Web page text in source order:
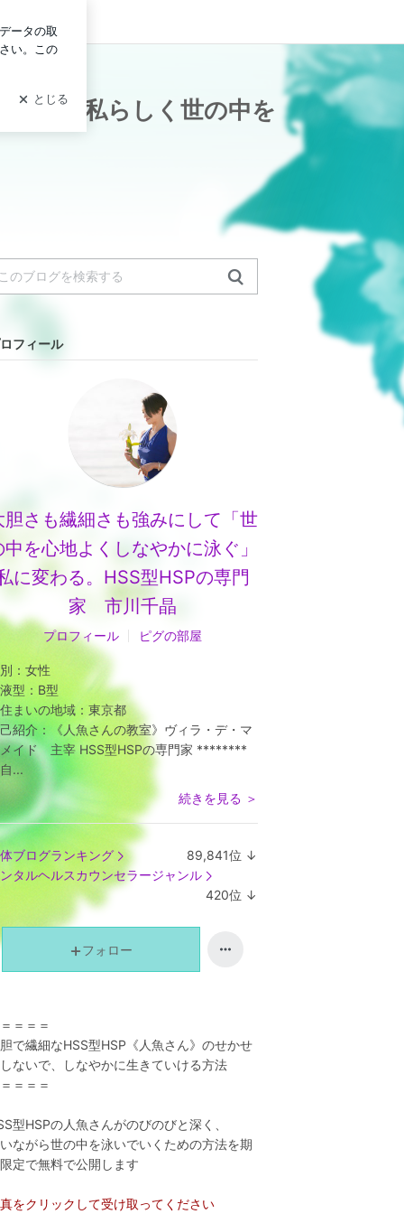
自由に私らしく世の中を
フィール
胆さも繊細さも強みにして「世
中を心地よくしなやかに泳ぐ」
に変わる。HSS型HSPの専門
家 市川千晶
プロフィール ピグの部屋
： 女性
型： B型
まいの地域： 東京都
紹介：
《人魚さんの教室》ヴィラ・デ・マ
イド 主宰 HSS型HSPの専門家 ********
...
続きを見る ＞
ブログランキング 89,841位 ↓
タルヘルスカウンセラージャンル
420位 ↓
フォロー
＝＝＝
で繊細なHSS型HSP《人魚さん》のせかせ
ないで、しなやかに生きていける方法
＝＝＝
型HSPの人魚さんがのびのびと深く、
ながら世の中を泳いでいくための方法を期
定で無料で公開します
をクリックして受け取ってください